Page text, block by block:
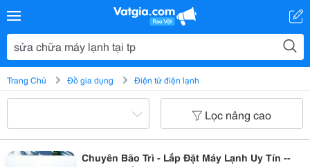
Trang Chủ Đồ gia dụng Điện tử điện lạnh
Lọc nâng cao
Chuyên Bão Trì - Lắp Đặt Máy Lạnh Uy Tín --